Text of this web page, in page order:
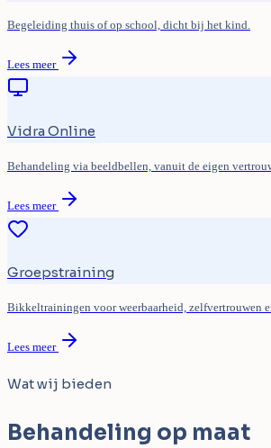
Begeleiding thuis of op school, dicht bij het kind.
Lees meer
Vidra Online
Behandeling via beeldbellen, vanuit de eigen
Lees meer
Groepstraining
Bikkeltrainingen voor weerbaarheid, zelfvertrouwen
Lees meer
Wat wij bieden
Behandeling op maat